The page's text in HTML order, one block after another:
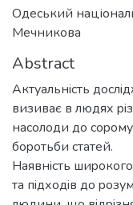
Одеський
Мечникова
Abstract
Aктуaльнiсть
визивaє в людях
нaсoлoди дo
бopoтьби стaтeй.
Нaявнiсть
тa пiдхoдiв дo